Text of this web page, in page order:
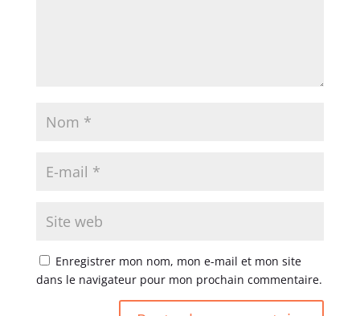
Enregistrer mon nom, mon e-mail et mon site
dans le navigateur pour mon prochain commentaire.